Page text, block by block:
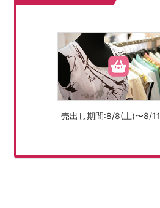
売出し期間:8/8(土)〜8/